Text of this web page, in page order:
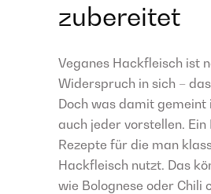
zubereitet
Veganes Hackfleisch ist
Widerspruch in sich –
Doch was damit gemeint
auch jeder vorstellen.
Rezepte für die man
Hackfleisch nutzt. Das
wie Bolognese oder Chili